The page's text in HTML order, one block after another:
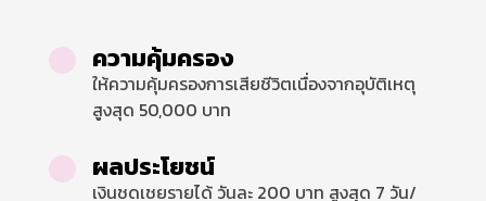
ความคุ้มครอง
ให้ความคุ้มครองการเสียชีวิตเนื่องจากอุบัติเหตุ
สูงสุด 50,000 บาท
ผลประโยชน์
เงินชดเชยรายได้ วันละ 200 บาท สูงสุด 7 วัน/